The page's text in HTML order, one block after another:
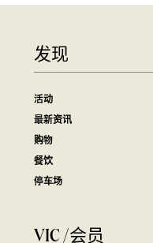
发现
活动
最新资讯
购物
餐饮
停车场
VIC /会员